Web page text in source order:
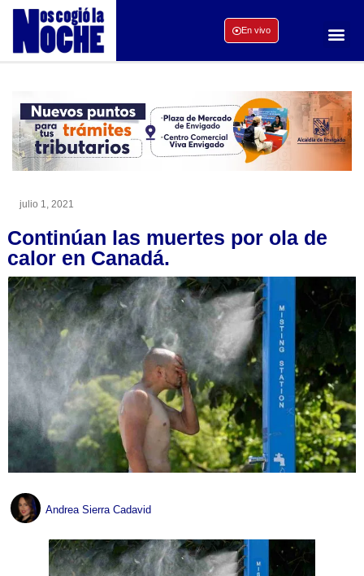
En vivo
julio 1, 2021
Continúan las muertes por ola de
calor en Canadá.
Andrea Sierra Cadavid